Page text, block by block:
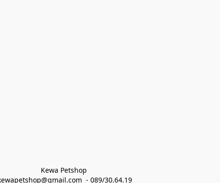
Kewa Petshop
- 089/30.64.19